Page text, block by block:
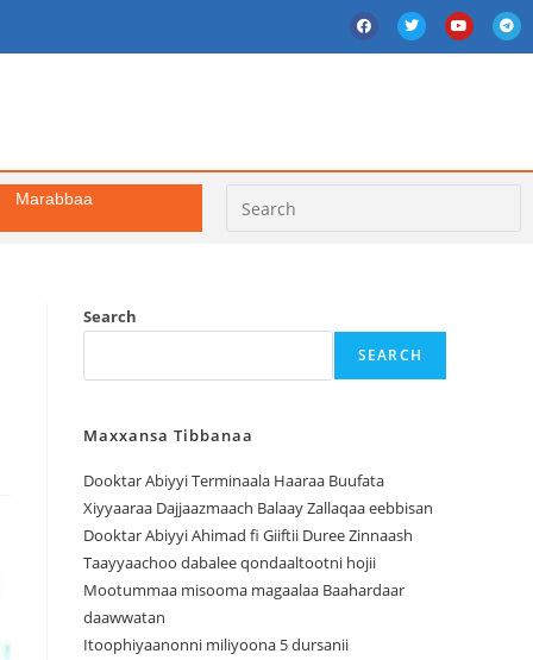
Marabbaa
Search
SEARCH
Maxxansa Tibbanaa
Dooktar Abiyyi Terminaala Haaraa Buufata
Xiyyaaraa Dajjaazmaach Balaay Zallaqaa eebbisan
Dooktar Abiyyi Ahimad fi Giiftii Duree Zinnaash
Taayyaachoo dabalee qondaaltootni hojii
Mootummaa misooma magaalaa Baahardaar
daawwatan
Itoophiyaanonni miliyoona 5 dursanii